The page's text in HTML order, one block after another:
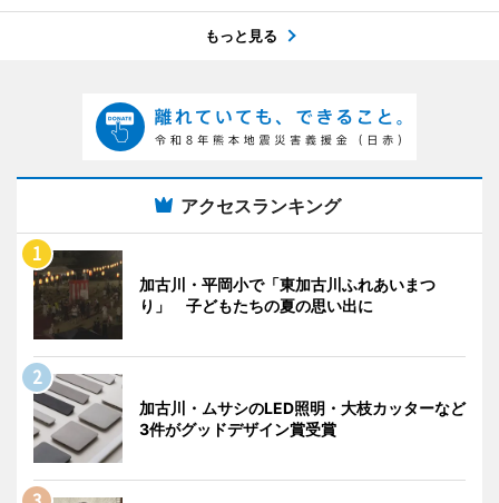
もっと見る
アクセスランキング
加古川・平岡小で「東加古川ふれあいまつ
り」 子どもたちの夏の思い出に
加古川・ムサシのLED照明・大枝カッターなど
3件がグッドデザイン賞受賞